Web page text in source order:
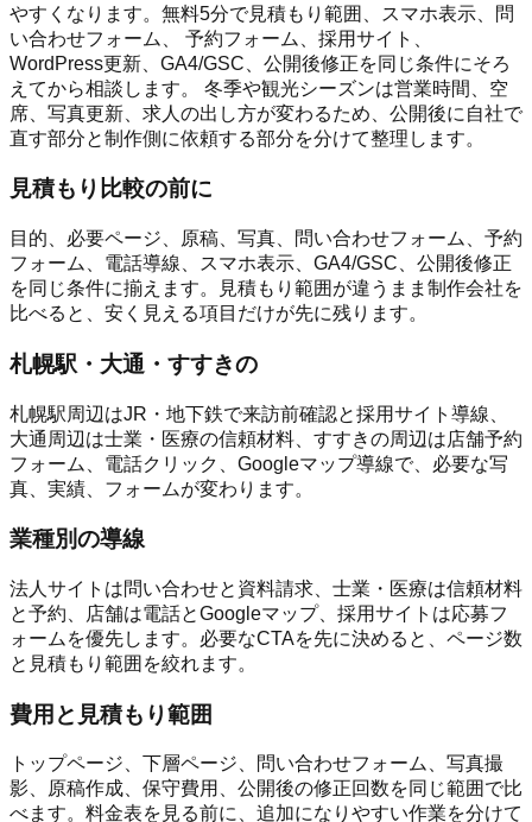
やすくなります。無料5分で見積もり範囲、スマホ表示、問
い合わせフォーム、 予約フォーム、採用サイト、
WordPress更新、GA4/GSC、公開後修正を同じ条件にそろ
えてから相談します。 冬季や観光シーズンは営業時間、空
席、写真更新、求人の出し方が変わるため、公開後に自社で
直す部分と制作側に依頼する部分を分けて整理します。
見積もり比較の前に
目的、必要ページ、原稿、写真、問い合わせフォーム、予約
フォーム、電話導線、スマホ表示、GA4/GSC、公開後修正
を同じ条件に揃えます。見積もり範囲が違うまま制作会社を
比べると、安く見える項目だけが先に残ります。
札幌駅・大通・すすきの
札幌駅周辺はJR・地下鉄で来訪前確認と採用サイト導線、
大通周辺は士業・医療の信頼材料、すすきの周辺は店舗予約
フォーム、電話クリック、Googleマップ導線で、必要な写
真、実績、フォームが変わります。
業種別の導線
法人サイトは問い合わせと資料請求、士業・医療は信頼材料
と予約、店舗は電話とGoogleマップ、採用サイトは応募フ
ォームを優先します。必要なCTAを先に決めると、ページ数
と見積もり範囲を絞れます。
費用と見積もり範囲
トップページ、下層ページ、問い合わせフォーム、写真撮
影、原稿作成、保守費用、公開後の修正回数を同じ範囲で比
べます。料金表を見る前に、追加になりやすい作業を分けて